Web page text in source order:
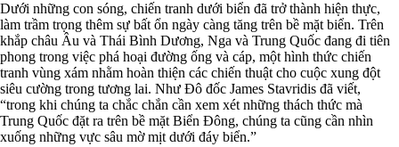
Dưới những con sóng, chiến tranh dưới biển đã trở thành hiện thực,
làm trầm trọng thêm sự bất ổn ngày càng tăng trên bề mặt biển. Trên
khắp châu Âu và Thái Bình Dương, Nga và Trung Quốc đang đi tiên
phong trong việc phá hoại đường ống và cáp, một hình thức chiến
tranh vùng xám nhằm hoàn thiện các chiến thuật cho cuộc xung đột
siêu cường trong tương lai. Như Đô đốc James Stavridis đã viết,
“trong khi chúng ta chắc chắn cần xem xét những thách thức mà
Trung Quốc đặt ra trên bề mặt Biển Đông, chúng ta cũng cần nhìn
xuống những vực sâu mờ mịt dưới đáy biển.”